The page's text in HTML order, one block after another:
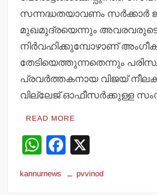
സന്നദ്ധതയാവണം സര്‍ക്കാര്‍
മുഖമുദ്രയെന്നും അവരവരുടെ
നിര്‍വഹിക്കുമ്പോഴാണ്
തേടിയെത്തുന്നതെന്നും
പ്രവര്‍ത്തകനായ വിജയ്
വില്ലേജ് ഓഫീസര്‍ക്കുള്ള
READ MORE
W
at
F
c
kannurnews pvvinod